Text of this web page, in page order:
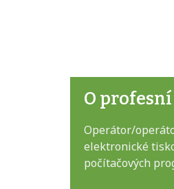
O
Operátor/
elektronické
počítačových